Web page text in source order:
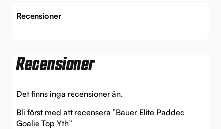
Recensioner
Recensioner
Det finns inga recensioner än.
Bli först med att recensera ”Bauer Elite Padded
Goalie Top Yth”